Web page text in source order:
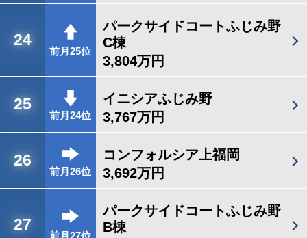
24
前月25位
パークサイドコートふじみ野
C棟
3,804万円
25
前月24位
イニシアふじみ野
3,767万円
26
前月26位
コンフォルシア上福岡
3,692万円
27
パークサイドコートふじみ野
B棟